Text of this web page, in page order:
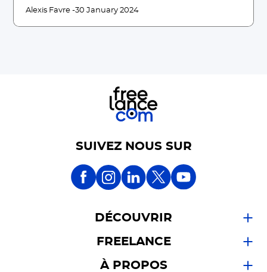
Alexis Favre -30 January 2024
SUIVEZ NOUS SUR
DÉCOUVRIR
FREELANCE
À PROPOS